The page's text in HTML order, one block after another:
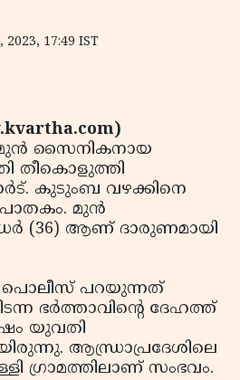
2023, 17:49 IST
മുന്‍ സൈനികനായ
തീകൊളുത്തി
കുടുംബ വഴക്കിനെ
മുന്‍
(36) ആണ് ദാരുണമായി
പൊലീസ് പറയുന്നത്
ഭര്‍ത്താവിന്റെ ദേഹത്ത്
യുവതി
ആന്ധ്രാപ്രദേശിലെ
ഗ്രാമത്തിലാണ് സംഭവം.